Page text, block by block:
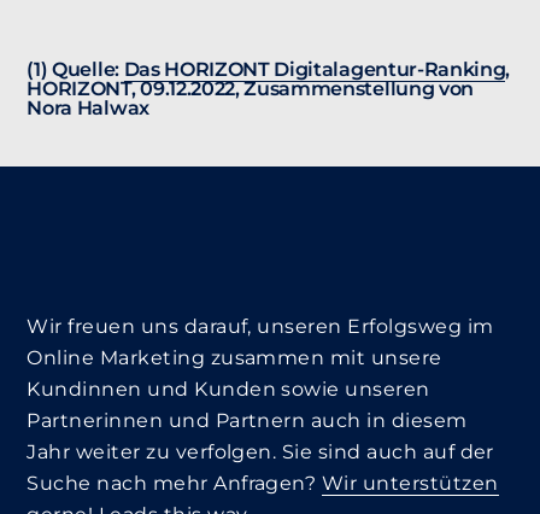
(1) Quelle: Das HORIZONT Digitalagentur-Ranking,
HORIZONT, 09.12.2022, Zusammenstellung von
Nora Halwax
Wir freuen uns darauf, unseren Erfolgsweg im
Online Marketing zusammen mit unsere
Kundinnen und Kunden sowie unseren
Partnerinnen und Partnern auch in diesem
Jahr weiter zu verfolgen. Sie sind auch auf der
Suche nach mehr Anfragen? Wir unterstützen